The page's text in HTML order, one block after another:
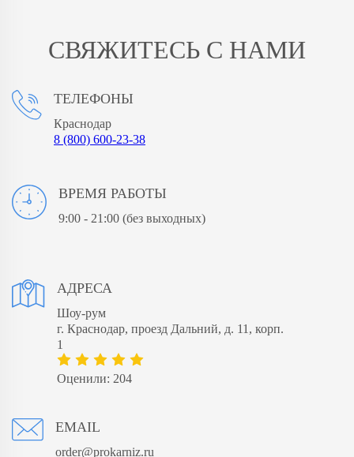
СВЯЖИТЕСЬ С НАМИ
ТЕЛЕФОНЫ
Краснодар
8 (800) 600-23-38
ВРЕМЯ РАБОТЫ
9:00 - 21:00 (без выходных)
АДРЕСА
Шоу-рум
​г. Краснодар, проезд Дальний, д. 11, корп.
1
Оценили: 204
EMAIL
order@prokarniz.ru